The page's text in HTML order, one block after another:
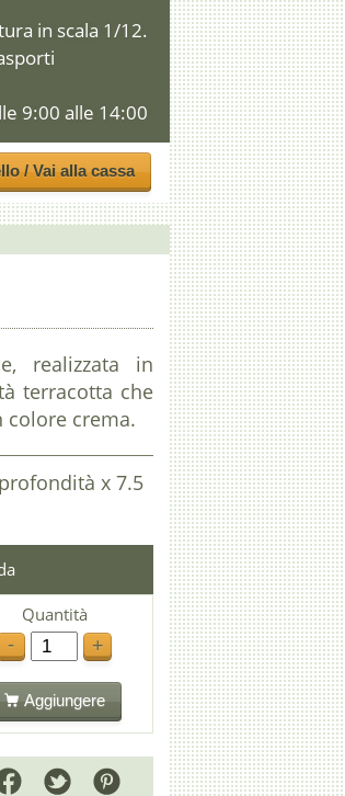
in scala 1/12.
9:00 alle 14:00
/ Vai alla cassa
realizzata in
terracotta che
crema.
x 7.5
Quantità
-
+
Aggiungere